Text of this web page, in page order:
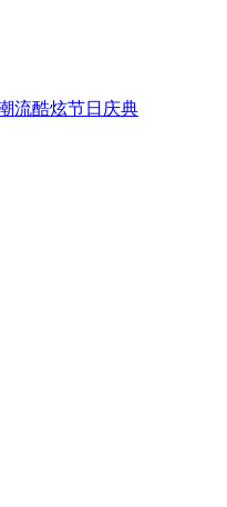
流酷炫节日庆典